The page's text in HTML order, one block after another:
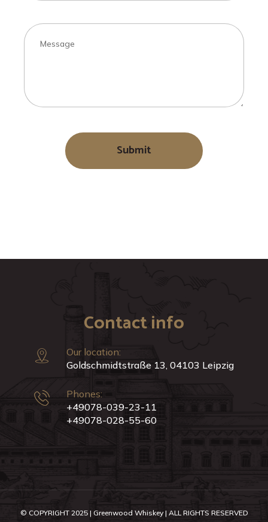
Contact info
Our location:
Goldschmidtstraße 13, 04103 Leipzig
Phones:
+49078-039-23-11
+49078-028-55-60
© COPYRIGHT 2025 | Greenwood Whiskey | ALL RIGHTS RESERVED